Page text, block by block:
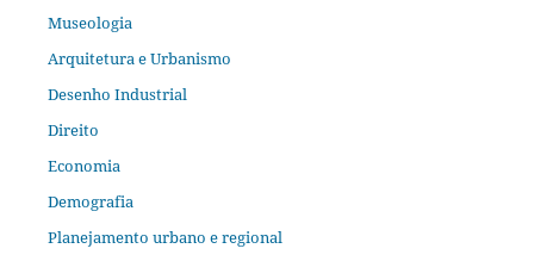
Museologia
Arquitetura e Urbanismo
Desenho Industrial
Direito
Economia
Demografia
Planejamento urbano e regional